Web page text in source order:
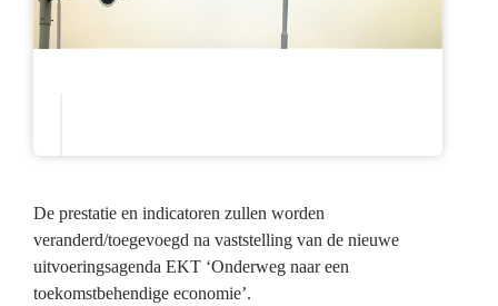
De prestatie en indicatoren zullen worden
veranderd/toegevoegd na vaststelling van de nieuwe
uitvoeringsagenda EKT ‘Onderweg naar een
toekomstbehendige economie’.